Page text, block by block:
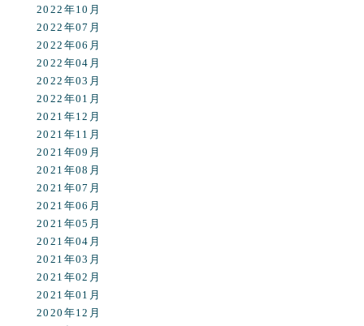
2022年10月
2022年07月
2022年06月
2022年04月
2022年03月
2022年01月
2021年12月
2021年11月
2021年09月
2021年08月
2021年07月
2021年06月
2021年05月
2021年04月
2021年03月
2021年02月
2021年01月
2020年12月